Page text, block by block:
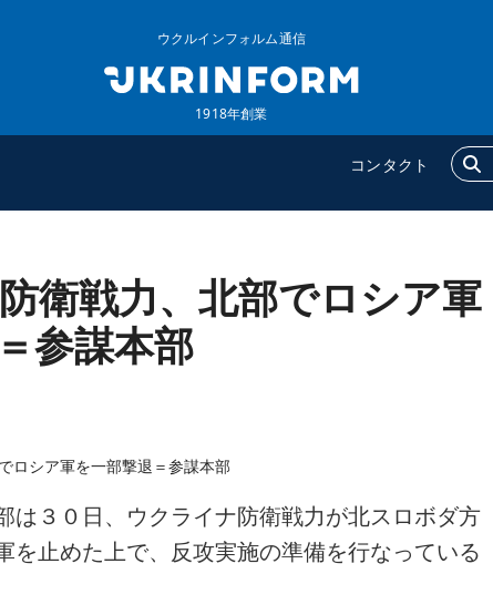
ウクルインフォルム通信
1918年創業
コンタクト
ルインフォルム
ルインフォルムについ
追加
特集
衛戦力、北部でロシア軍
参謀本部
は３０日、ウクライナ防衛戦力が北スロボダ方
を止めた上で、反攻実施の準備を行なっている